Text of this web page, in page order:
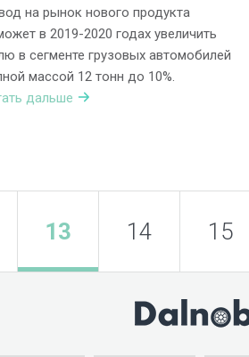
на рынок нового продукта
в 2019-2020 годах увеличить
в сегменте грузовых автомобилей
массой 12 тонн до 10%.
дальше
13 14 15